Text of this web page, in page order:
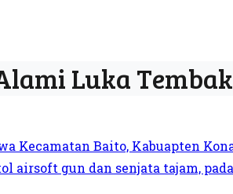
Luka Tembak